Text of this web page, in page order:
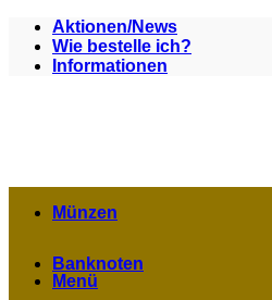
Zum
Inhalt
springen
Aktionen/News
Wie bestelle ich?
Informationen
Menü
Münzen
Banknoten